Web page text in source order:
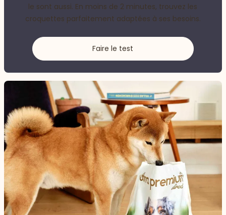
le sont aussi. En moins de 2 minutes, trouvez les
croquettes parfaitement adaptées à ses besoins.
Faire le test